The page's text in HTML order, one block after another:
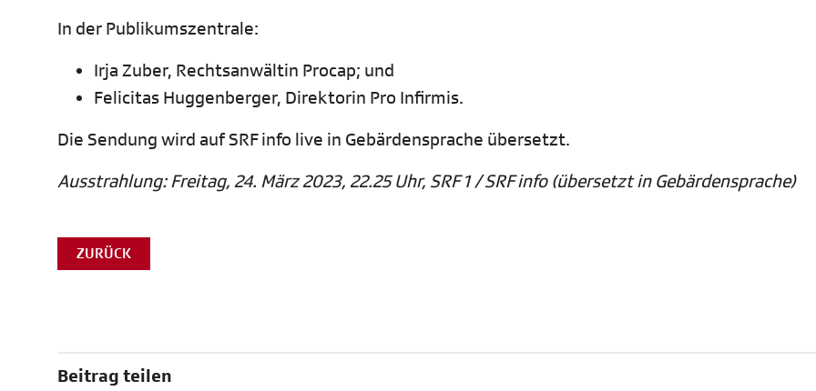
In der Publikumszentrale:
Irja Zuber, Rechtsanwältin Procap; und
Felicitas Huggenberger, Direktorin Pro Infirmis.
Die Sendung wird auf SRF info live in Gebärdensprache übersetzt.
Ausstrahlung: Freitag, 24. März 2023, 22.25 Uhr, SRF 1 / SRF info (übersetzt in Gebärdensprache)
ZURÜCK
Beitrag teilen